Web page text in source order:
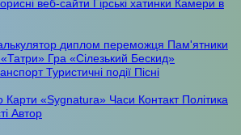
веб-сайти Гірські хатинки Камери в
диплом переможця Пам'ятники
Гра «Сілезький Бескид»
Туристичні події Пісні
Карти «Sygnatura» Часи Контакт Політика
Автор